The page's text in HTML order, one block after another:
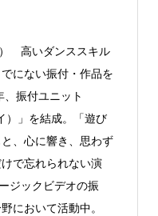
高いダンススキル
にない振付・作品を
振付ユニット
）」を結成。「遊び
、心に響き、思わず
で忘れられない演
ジックビデオの振
において活動中。